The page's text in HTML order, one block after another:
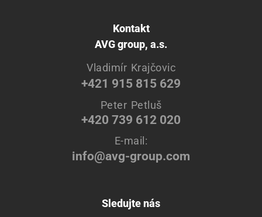
Kontakt
AVG group, a.s.
Vladimír Krajčovic
+421 915 815 629
Peter Petluš
+420 739 612 020
E-mail:
info@avg-group.com
Sledujte nás